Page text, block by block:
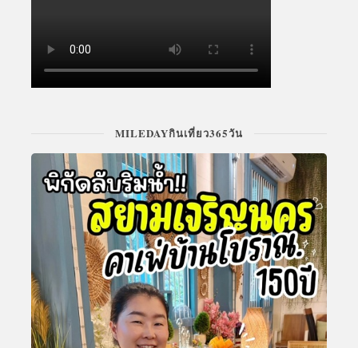
MILEDAYกินเที่ยว365วัน